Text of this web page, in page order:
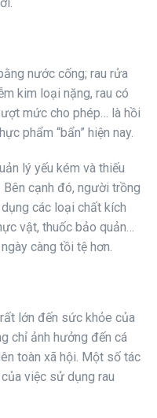
nước cống; rau rửa
kim loại nặng, rau có
mức cho phép… là hồi
phẩm “bẩn” hiện nay.
lý yếu kém và thiếu
cạnh đó, người trồng
các loại chất kích
vật, thuốc bảo quản…
càng tồi tệ hơn.
lớn đến sức khỏe của
chỉ ảnh hưởng đến cá
toàn xã hội. Một số tác
việc sử dụng rau